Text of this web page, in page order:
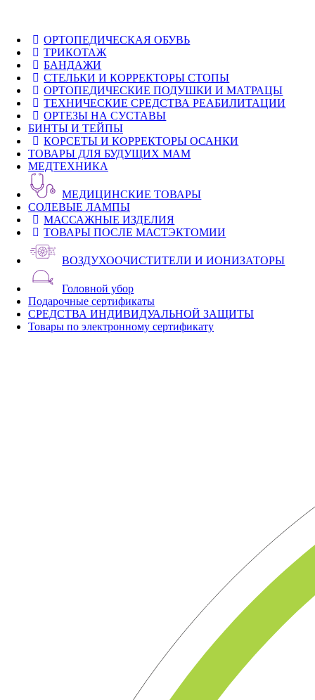
ОРТОПЕДИЧЕСКАЯ ОБУВЬ
ТРИКОТАЖ
БАНДАЖИ
СТЕЛЬКИ И КОРРЕКТОРЫ СТОПЫ
ОРТОПЕДИЧЕСКИЕ ПОДУШКИ И МАТРАЦЫ
ТЕХНИЧЕСКИЕ СРЕДСТВА РЕАБИЛИТАЦИИ
ОРТЕЗЫ НА СУСТАВЫ
БИНТЫ И ТЕЙПЫ
КОРСЕТЫ И КОРРЕКТОРЫ ОСАНКИ
ТОВАРЫ ДЛЯ БУДУЩИХ МАМ
МЕДТЕХНИКА
МЕДИЦИНСКИЕ ТОВАРЫ
СОЛЕВЫЕ ЛАМПЫ
МАССАЖНЫЕ ИЗДЕЛИЯ
ТОВАРЫ ПОСЛЕ МАСТЭКТОМИИ
ВОЗДУХООЧИСТИТЕЛИ И ИОНИЗАТОРЫ
Головной убор
Подарочные сертификаты
СРЕДСТВА ИНДИВИДУАЛЬНОЙ ЗАЩИТЫ
Товары по электронному сертификату